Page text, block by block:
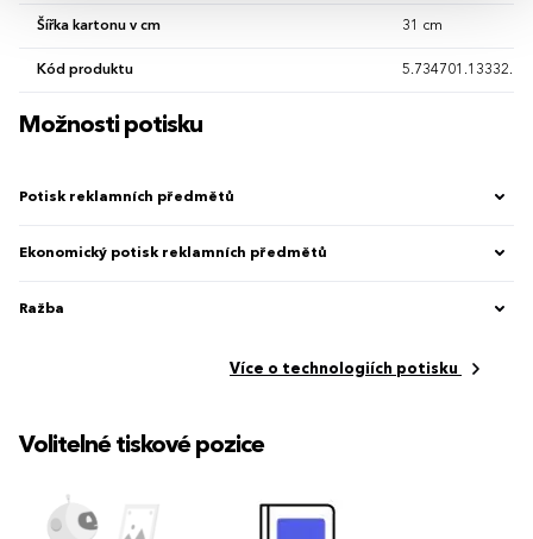
Šířka kartonu v cm 31 cm
Kód produktu 5.734701.13332.00
Možnosti potisku
Potisk reklamních předmětů
Ekonomický potisk reklamních předmětů
Ražba
Více o technologiích potisku
Volitelné tiskové pozice